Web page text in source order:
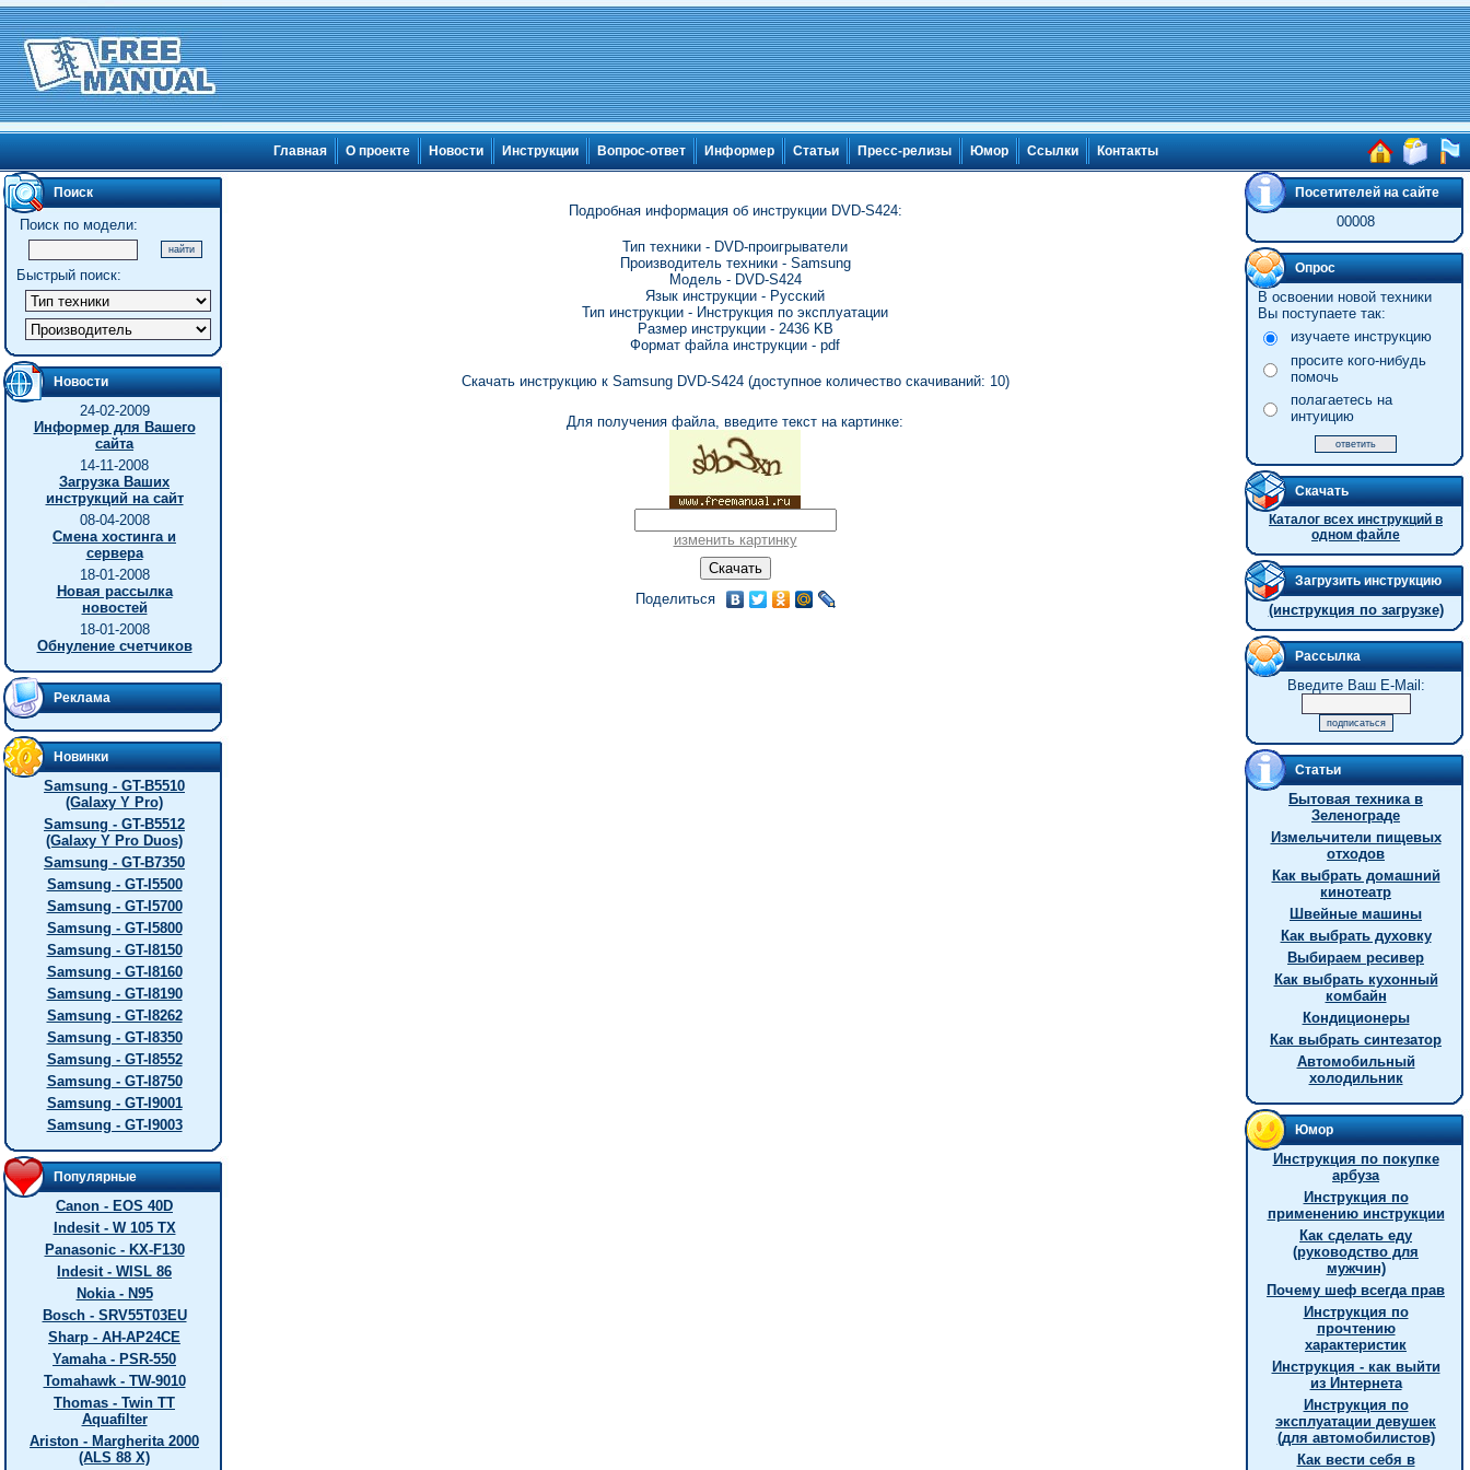
Главная О проекте Новости Инструкции Вопрос-ответ Информер Статьи Пресс-релизы Юмор Ссылки Контакты
Поиск
Поиск по модели:
Быстрый поиск:
Новости
24-02-2009
Информер для Вашего
сайта
14-11-2008
Загрузка Ваших
инструкций на сайт
08-04-2008
Смена хостинга и
сервера
18-01-2008
Новая рассылка
новостей
18-01-2008
Обнуление счетчиков
Реклама
Новинки
Samsung - GT-B5510
(Galaxy Y Pro)
Samsung - GT-B5512
(Galaxy Y Pro Duos)
Samsung - GT-B7350
Samsung - GT-I5500
Samsung - GT-I5700
Samsung - GT-I5800
Samsung - GT-I8150
Samsung - GT-I8160
Samsung - GT-I8190
Samsung - GT-I8262
Samsung - GT-I8350
Samsung - GT-I8552
Samsung - GT-I8750
Samsung - GT-I9001
Samsung - GT-I9003
Популярные
Canon - EOS 40D
Indesit - W 105 TX
Panasonic - KX-F130
Indesit - WISL 86
Nokia - N95
Bosch - SRV55T03EU
Sharp - AH-AP24CE
Yamaha - PSR-550
Tomahawk - TW-9010
Thomas - Twin TT
Aquafilter
Ariston - Margherita 2000
(ALS 88 X)
Подробная информация об инструкции DVD-S424:
Тип техники - DVD-проигрыватели
Производитель техники - Samsung
Модель - DVD-S424
Язык инструкции - Русский
Тип инструкции - Инструкция по эксплуатации
Размер инструкции - 2436 KB
Формат файла инструкции - pdf
Скачать инструкцию к Samsung DVD-S424 (доступное количество скачиваний: 10)
Для получения файла, введите текст на картинке:
изменить картинку
Поделиться
Посетителей на сайте
00008
Опрос
В освоении новой техники
Вы поступаете так:
изучаете инструкцию
просите кого-нибудь
помочь
полагаетесь на
интуицию
Скачать
Каталог всех инструкций в
одном файле
Загрузить инструкцию
(инструкция по загрузке)
Рассылка
Введите Ваш E-Mail:
Статьи
Бытовая техника в
Зеленограде
Измельчители пищевых
отходов
Как выбрать домашний
кинотеатр
Швейные машины
Как выбрать духовку
Выбираем ресивер
Как выбрать кухонный
комбайн
Кондиционеры
Как выбрать синтезатор
Автомобильный
холодильник
Юмор
Инструкция по покупке
арбуза
Инструкция по
применению инструкции
Как сделать еду
(руководство для
мужчин)
Почему шеф всегда прав
Инструкция по
прочтению
характеристик
Инструкция - как выйти
из Интернета
Инструкция по
эксплуатации девушек
(для автомобилистов)
Как вести себя в